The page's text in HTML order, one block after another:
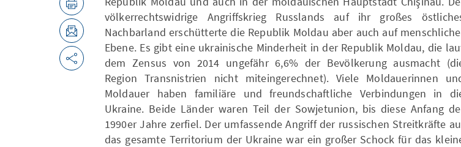
völkerrechtswidrige Angriffskrieg Russlands auf ihr großes
Nachbarland erschütterte die Republik Moldau aber auch auf
Ebene. Es gibt eine ukrainische Minderheit in der Republik Moldau, die
dem Zensus von 2014 ungefähr 6,6% der Bevölkerung ausmacht
Region Transnistrien nicht miteingerechnet). Viele Moldauerinnen
Moldauer haben familiäre und freundschaftliche Verbindungen in
Ukraine. Beide Länder waren Teil der Sowjetunion, bis diese Anfang
1990er Jahre zerfiel. Der umfassende Angriff der russischen Streitkräfte
das gesamte Territorium der Ukraine war ein großer Schock für das